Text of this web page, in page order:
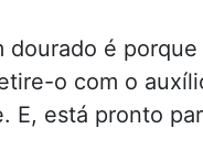
dourado é
o com o
E, está pronto